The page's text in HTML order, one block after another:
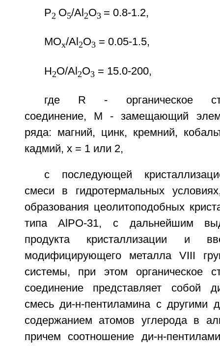
Р2 O5/Al 2O3 = 0.8-1.2,
МОх/Al 2O3 = 0.05-1.5,
Н2O/Al 2O3 = 15.0-200,
где R - органическое
соединение, М - замещающий
ряда: магний, цинк, кремний,
кадмий, х = 1 или 2,
с последующей
смеси в гидротермальных
образования цеолитоподобных
типа AlPO-31, с дальнейшим
продукта кристаллизации и
модифицирующего металла VIII
системы, при этом органическое
соединение представляет собой
смесь ди-н-пентиламина с другими
содержанием атомов углерода в
причем соотношение ди-н-